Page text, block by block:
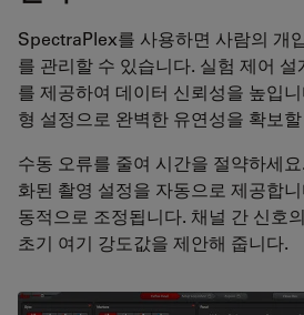
SpectraPlex를 사용하면 사람의 개
를 관리할 수 있습니다. 실험 제어
를 제공하여 데이터 신뢰성을 높입
형 설정으로 완벽한 유연성을 확보
수동 오류를 줄여 시간을 절약하세
화된 촬영 설정을 자동으로 제공합
동적으로 조정됩니다. 채널 간 신호
초기 여기 강도값을 제안해 줍니다.